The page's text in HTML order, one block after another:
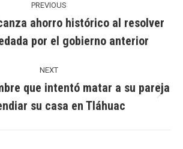
PREVIOUS
post:
ahorro histórico al resolver
por el gobierno anterior
NEXT
post:
que intentó matar a su pareja
su casa en Tláhuac